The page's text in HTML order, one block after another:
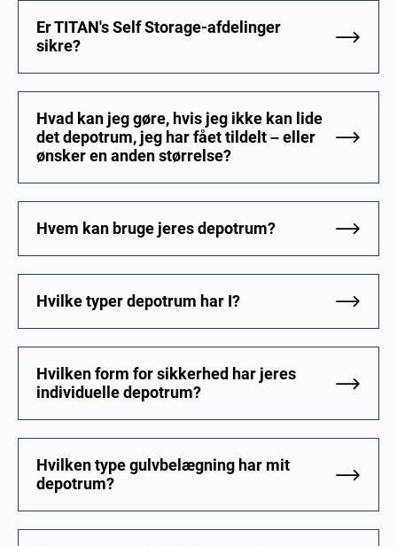
Er TITAN's Self Storage-afdelinger
sikre?
Hvad kan jeg gøre, hvis jeg ikke kan lide
det depotrum, jeg har fået tildelt – eller
ønsker en anden størrelse?
Hvem kan bruge jeres depotrum?
Hvilke typer depotrum har I?
Hvilken form for sikkerhed har jeres
individuelle depotrum?
Hvilken type gulvbelægning har mit
depotrum?